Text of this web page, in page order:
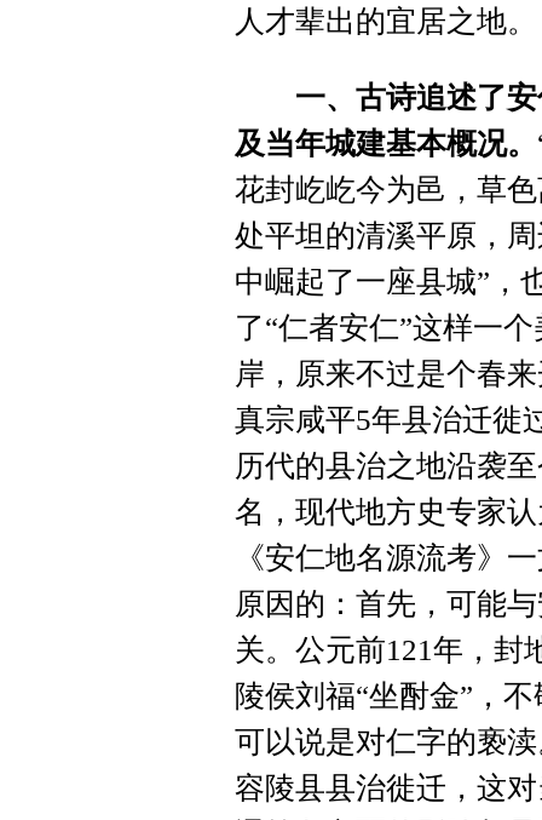
人才辈出的宜居之地。
一、古诗追述了
及当年城建基本概况。
花封屹屹今为邑，草
处平坦的清溪平原，
中崛起了一座县城”，
了“仁者安仁”这样一
岸，原来不过是个春
真宗咸平5年县治迁徙
历代的县治之地沿袭
名，现代地方史专家
《安仁地名源流考》
原因的：首先，可能
关。公元前121年，封
陵侯刘福“坐酎金”，
可以说是对仁字的亵
容陵县县治徙迁，这